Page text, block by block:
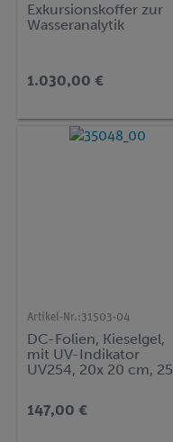
Exkursionskoffer zur
Wasseranalytik
1.030,00 €
Artikel-Nr.:31503-04
DC-Folien, Kieselgel,
mit UV-Indikator
UV254, 20x 20 cm, 25
147,00 €